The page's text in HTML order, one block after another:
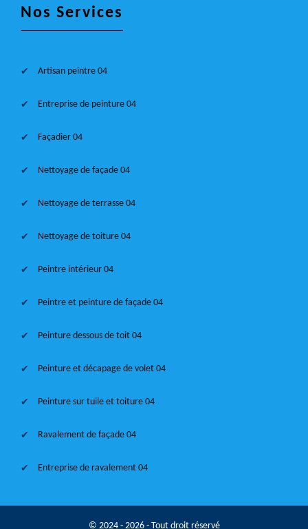
Nos Services
Artisan peintre 04
Entreprise de peinture 04
Façadier 04
Nettoyage de façade 04
Nettoyage de terrasse 04
Nettoyage de toiture 04
Peintre intérieur 04
Peintre et peinture de façade 04
Peinture dessous de toit 04
Peinture et décapage de volet 04
Peinture sur tuile et toiture 04
Ravalement de façade 04
Entreprise de ravalement 04
© 2024 - 2026 - Tout droit réservé